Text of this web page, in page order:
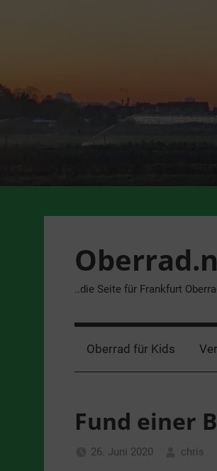
..die Seite für Frankfurt
Oberrad für Kids
Fund einer
26. Juni 2020
chris